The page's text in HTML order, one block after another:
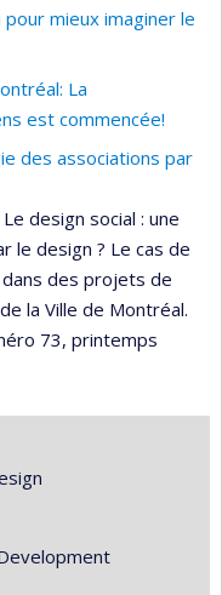
mieux imaginer le
La
est commencée!
des associations par
design social : une
le design ? Le cas de
des projets de
la Ville de Montréal.
73, printemps